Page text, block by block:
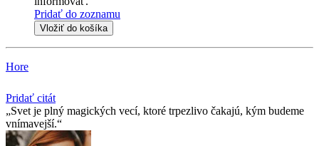
Pridať do zoznamu
Vložiť do košíka
Hore
Pridať citát
Svet je plný magických vecí, ktoré trpezlivo čakajú, kým budeme
vnímavejší.